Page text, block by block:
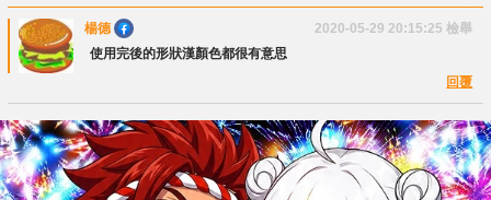
楊德 2020-05-29 20:15:25 檢舉
使用完後的形狀漢顏色都很有意思
回覆